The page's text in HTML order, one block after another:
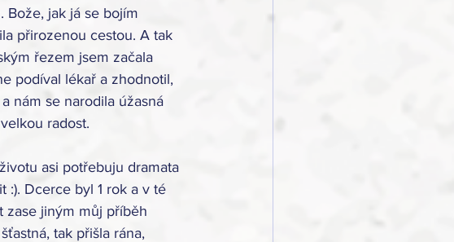
Bože, jak já se bojím
přirozenou cestou. A tak
řezem jsem začala
podíval lékař a zhodnotil,
nám se narodila úžasná
radost.
asi potřebuju dramata
:). Dcerce byl 1 rok a v té
zase jiným můj příběh
tak přišla rána,